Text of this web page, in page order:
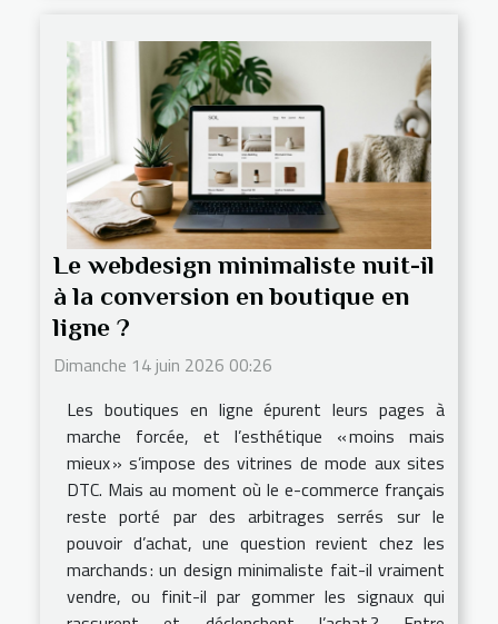
Le webdesign minimaliste nuit-il
à la conversion en boutique en
ligne ?
Dimanche 14 juin 2026 00:26
Les boutiques en ligne épurent leurs pages à
marche forcée, et l’esthétique « moins mais
mieux » s’impose des vitrines de mode aux sites
DTC. Mais au moment où le e-commerce français
reste porté par des arbitrages serrés sur le
pouvoir d’achat, une question revient chez les
marchands : un design minimaliste fait-il vraiment
vendre, ou finit-il par gommer les signaux qui